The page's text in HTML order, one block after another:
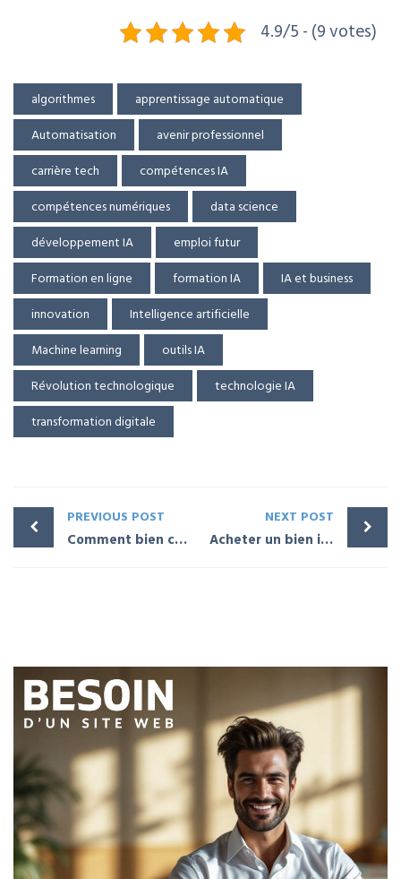
4.9/5 - (9 votes)
algorithmes
apprentissage automatique
Automatisation
avenir professionnel
carrière tech
compétences IA
compétences numériques
data science
développement IA
emploi futur
Formation en ligne
formation IA
IA et business
innovation
Intelligence artificielle
Machine learning
outils IA
Révolution technologique
technologie IA
transformation digitale
PREVIOUS POST
Comment bien comparer les devis d’assurance décennale pour protéger votre activité de construction
NEXT POST
Acheter un bien immobilier en crypto : guide pratique